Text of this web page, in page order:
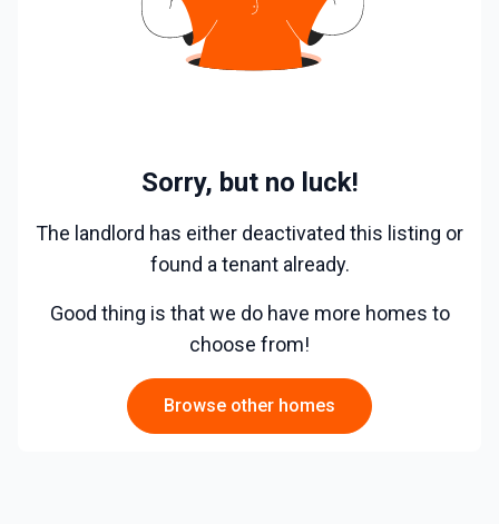
Selle korteri üür: 280 EUR
Tagatisraha puudub, sest leping sõlmitakse läbi Ren
Üürihinnale lisaks tuleb igakuiselt maksta kommunaa
Korter on vaba. Eelistame üürnikeks rahulikke, koduh
Kui Sa tunned, et see uus üürikodu võiks Sulle sobid
Sorry, but no luck!
The landlord has either deactivated this listing or
found a tenant already.
Good thing is that we do have more homes to
choose from!
Browse other homes